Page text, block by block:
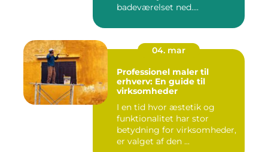
badeværelset ned....
04. mar
Professionel maler til
erhverv: En guide til
virksomheder
I en tid hvor æstetik og
funktionalitet har stor
betydning for virksomheder,
er valget af den ...